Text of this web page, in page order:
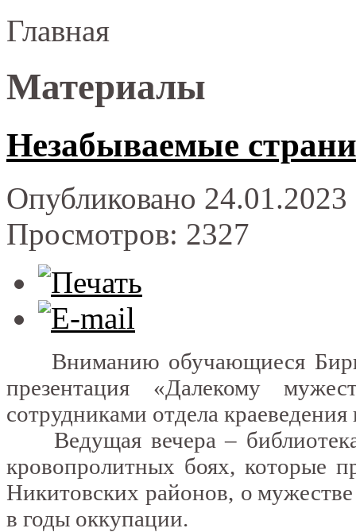
Главная
Материалы
Незабываемые
Опубликовано
Просмотров: 2327
Вниманию обучающиеся
презентация «Далекому
сотрудниками отдела
Ведущая вечера –
кровопролитных боях, которые
Никитовских районов, о
в годы оккупации.